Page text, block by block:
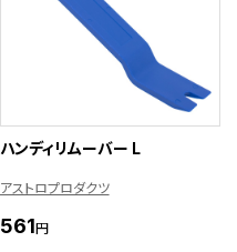
ハンディリムーバー L
アストロプロダクツ
561円